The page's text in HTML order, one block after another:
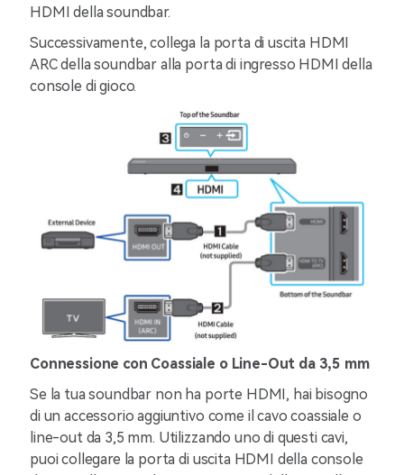
HDMI della soundbar.
Successivamente, collega la porta di uscita HDMI
ARC della soundbar alla porta di ingresso HDMI della
console di gioco.
Connessione con Coassiale o Line-Out da 3,5 mm
Se la tua soundbar non ha porte HDMI, hai bisogno
di un accessorio aggiuntivo come il cavo coassiale o
line-out da 3,5 mm. Utilizzando uno di questi cavi,
puoi collegare la porta di uscita HDMI della console